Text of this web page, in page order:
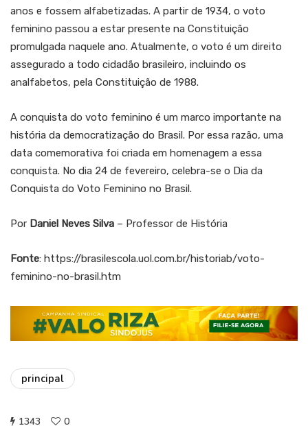
anos e fossem alfabetizadas. A partir de 1934, o voto
feminino passou a estar presente na Constituição
promulgada naquele ano. Atualmente, o voto é um direito
assegurado a todo cidadão brasileiro, incluindo os
analfabetos, pela Constituição de 1988.
A conquista do voto feminino é um marco importante na
história da democratização do Brasil. Por essa razão, uma
data comemorativa foi criada em homenagem a essa
conquista. No dia 24 de fevereiro, celebra-se o Dia da
Conquista do Voto Feminino no Brasil.
Por Daniel Neves Silva – Professor de História
Fonte: https://brasilescola.uol.com.br/historiab/voto-
feminino-no-brasil.htm
principal
1343 0